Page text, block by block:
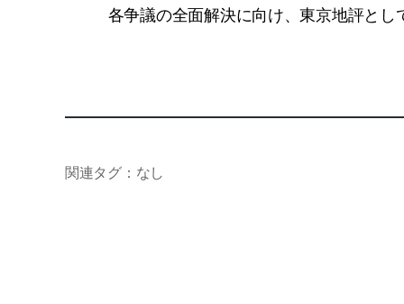
各争議の全面解決に向け、東京地評とし
関連タグ：なし